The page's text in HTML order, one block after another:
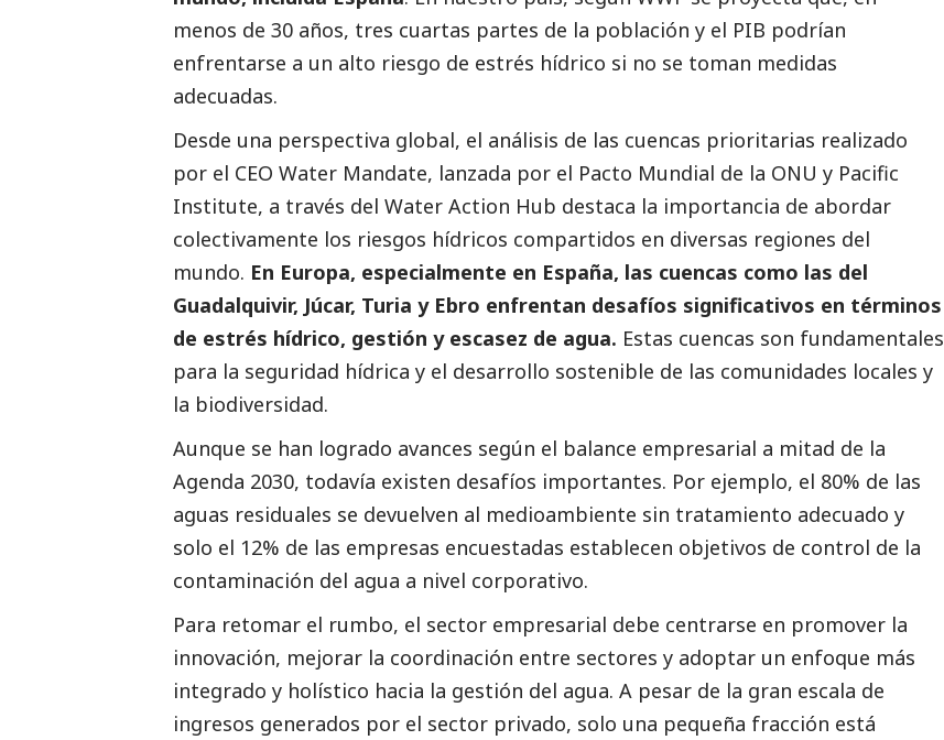
menos de 30 años, tres cuartas partes de la población y el PIB podrían
enfrentarse a un alto riesgo de estrés hídrico si no se toman medidas
adecuadas.
Desde una perspectiva global, el análisis de las cuencas prioritarias realizado
por el CEO Water Mandate, lanzada por el Pacto Mundial de la ONU y Pacific
Institute, a través del Water Action Hub destaca la importancia de abordar
colectivamente los riesgos hídricos compartidos en diversas regiones del
mundo. En Europa, especialmente en España, las cuencas como las del
Guadalquivir, Júcar, Turia y Ebro enfrentan desafíos significativos en términos
de estrés hídrico, gestión y escasez de agua. Estas cuencas son fundamentales
para la seguridad hídrica y el desarrollo sostenible de las comunidades locales y
la biodiversidad.
Aunque se han logrado avances según el balance empresarial a mitad de la
Agenda 2030, todavía existen desafíos importantes. Por ejemplo, el 80% de las
aguas residuales se devuelven al medioambiente sin tratamiento adecuado y
solo el 12% de las empresas encuestadas establecen objetivos de control de la
contaminación del agua a nivel corporativo.
Para retomar el rumbo, el sector empresarial debe centrarse en promover la
innovación, mejorar la coordinación entre sectores y adoptar un enfoque más
integrado y holístico hacia la gestión del agua. A pesar de la gran escala de
ingresos generados por el sector privado, solo una pequeña fracción está